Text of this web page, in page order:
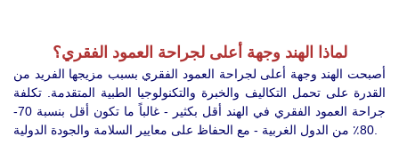
لماذا الهند وجهة أعلى لجراحة العمود الفقري؟
أصبحت الهند وجهة أعلى لجراحة العمود الفقري بسبب مزيجها الفريد من
القدرة على تحمل التكاليف والخبرة والتكنولوجيا الطبية المتقدمة. تكلفة
جراحة العمود الفقري في الهند أقل بكثير - غالباً ما تكون أقل بنسبة 70-